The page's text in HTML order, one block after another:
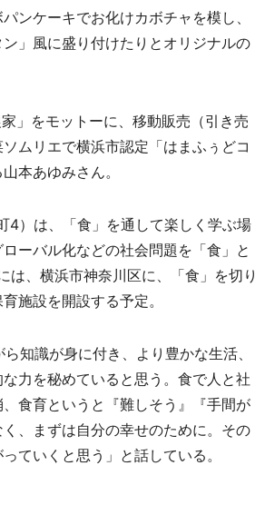
ンケーキでお化けカボチャを模し、
」風に盛り付けたりとオリジナルの
」をモットーに、移動販売（引き売
ムリエで横浜市認定「はまふぅどコ
本あゆみさん。
）は、「食」を通して楽しく学ぶ場
ーバル化などの社会問題を「食」と
は、横浜市神奈川区に、「食」を切り
施設を開設する予定。
知識が身に付き、より豊かな生活、
力を秘めていると思う。食で人と社
食育というと『難しそう』『手間が
、まずは自分の幸せのために。その
ていくと思う」と話している。